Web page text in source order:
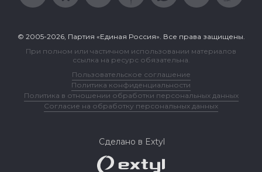
© 2005-2026, Партия «Единая Россия». Все права защищены.
При полном или частичном использовании материалов
ссылка на ресурс обязательна.
Пользовательское соглашение
Политика конфиденциальности
Политика в отношении обработки персональных данных
Согласие на обработку персональных данных
Сделано в Extyl